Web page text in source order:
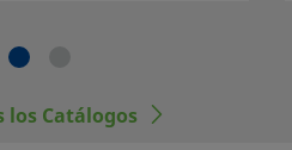
los Catálogos